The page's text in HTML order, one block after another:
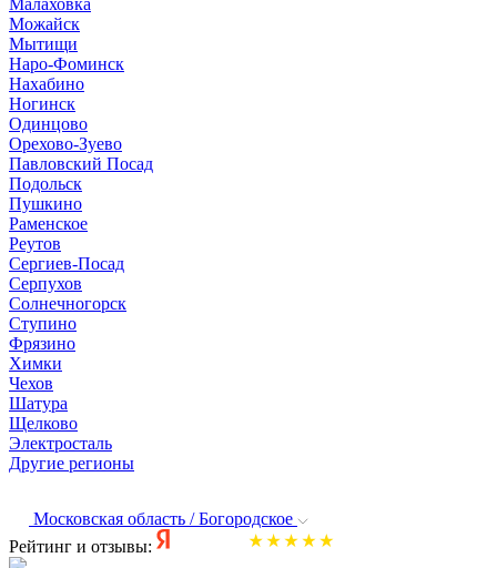
Малаховка
Можайск
Мытищи
Наро-Фоминск
Нахабино
Ногинск
Одинцово
Орехово-Зуево
Павловский Посад
Подольск
Пушкино
Раменское
Реутов
Сергиев-Посад
Серпухов
Солнечногорск
Ступино
Фрязино
Химки
Чехов
Шатура
Щелково
Электросталь
Другие регионы
Московская область / Богородское
Рейтинг и отзывы: